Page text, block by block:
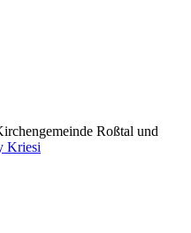
Roßtal und
Kriesi